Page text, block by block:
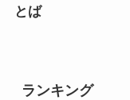
とば
ランキング